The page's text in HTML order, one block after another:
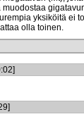
yksiköitä ei
olla toinen.